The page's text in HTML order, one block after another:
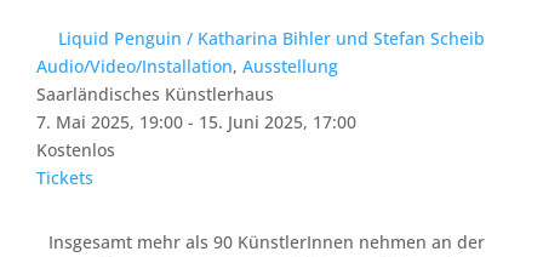
Liquid Penguin / Katharina Bihler und Stefan Scheib
Audio/Video/Installation, Ausstellung
Saarländisches Künstlerhaus
7. Mai 2025, 19:00 - 15. Juni 2025, 17:00
Kostenlos
Tickets
Insgesamt mehr als 90 KünstlerInnen nehmen an der